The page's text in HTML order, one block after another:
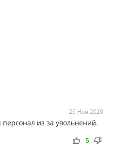
26 Ноя 2020
из за увольнений.
thumb_up thumb_down
5